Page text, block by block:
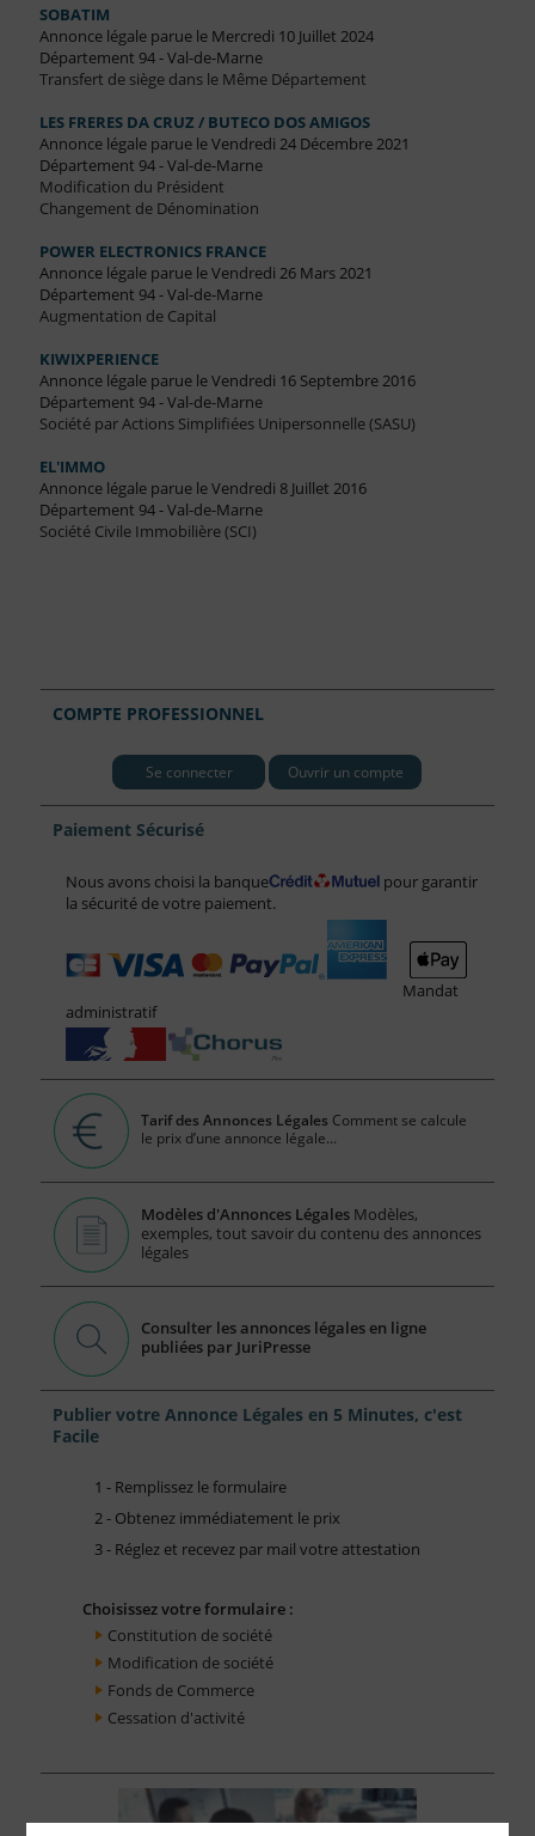
SOBATIM
Annonce légale parue le Mercredi 10 Juillet 2024
Département 94 - Val-de-Marne
Transfert de siège dans le Même Département
LES FRERES DA CRUZ / BUTECO DOS AMIGOS
Annonce légale parue le Vendredi 24 Décembre 2021
Département 94 - Val-de-Marne
Modification du Président
Changement de Dénomination
POWER ELECTRONICS FRANCE
Annonce légale parue le Vendredi 26 Mars 2021
Département 94 - Val-de-Marne
Augmentation de Capital
KIWIXPERIENCE
Annonce légale parue le Vendredi 16 Septembre 2016
Département 94 - Val-de-Marne
Société par Actions Simplifiées Unipersonnelle (SASU)
EL'IMMO
Annonce légale parue le Vendredi 8 Juillet 2016
Département 94 - Val-de-Marne
Société Civile Immobilière (SCI)
COMPTE PROFESSIONNEL
Se connecter Ouvrir un compte
Paiement Sécurisé
Nous avons choisi la banque
pour garantir
la sécurité de votre paiement.
Mandat
administratif
Tarif des Annonces Légales Comment se calcule
le prix d’une annonce légale...
Modèles d'Annonces Légales Modèles,
exemples, tout savoir du contenu des annonces
légales
Consulter les annonces légales en ligne
publiées par JuriPresse
Publier votre Annonce Légales en 5 Minutes, c'est
Facile
1 - Remplissez le formulaire
2 - Obtenez immédiatement le prix
3 - Réglez et recevez par mail votre attestation
Choisissez votre formulaire :
Constitution de société
Modification de société
Fonds de Commerce
Cessation d'activité